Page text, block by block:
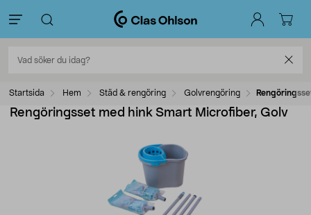
Startsida Hem Städ & rengöring Golvrengöring
Rengöringsset med hink Smart Microfiber, Golv